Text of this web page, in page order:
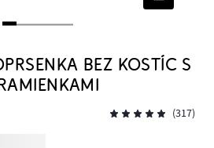
BEZ KOSTÍC S
(317)